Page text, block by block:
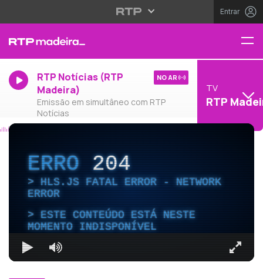
Entrar
RTP Notícias (RTP
Madeira)
Emissão em simultâneo com RTP
Notícias
NO AR
TV
RTP
ERRO204
HLS.JS FATAL ERROR - NETWORK
ERROR
ESTE CONTEÚDO ESTÁ NESTE
MOMENTO INDISPONÍVEL